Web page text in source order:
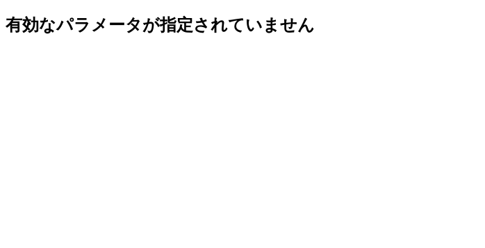
有効なパラメータが指定されていません